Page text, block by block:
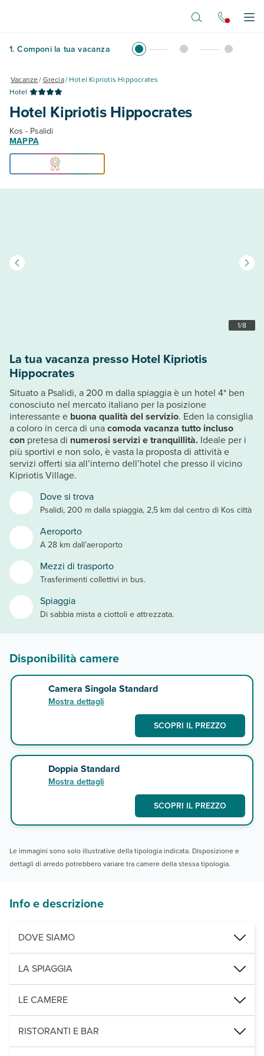
1. Componi la tua vacanza
Vacanze/Grecia/Hotel Kipriotis Hippocrates
Hotel
Hotel Kipriotis Hippocrates
Kos - Psalidi
MAPPA
1/8
Dove si trova
Psalidi, 200 m dalla spiaggia, 2,5 km dal centro di Kos città
Aeroporto
A 28 km dall’aeroporto
Mezzi di trasporto
Trasferimenti collettivi in bus.
Spiaggia
Di sabbia mista a ciottoli e attrezzata.
La tua vacanza presso Hotel Kipriotis
Hippocrates
Situato a Psalidi, a 200 m dalla spiaggia è un hotel 4* ben
conosciuto nel mercato italiano per la posizione
interessante e buona qualità del servizio. Eden la consiglia
a coloro in cerca di unacomoda vacanza tutto incluso
con pretesa di numerosi servizi e tranquillità. Ideale per i
più sportivi e non solo, è vasta la proposta di attività e
servizi offerti sia all’interno dell’hotel che presso il vicino
Kipriotis Village.
Disponibilità camere
Camera Singola Standard
Mostra dettagli
SCOPRI IL PREZZO
Doppia Standard
Mostra dettagli
SCOPRI IL PREZZO
Le immagini sono solo illustrative della tipologia indicata. Disposizione e
dettagli di arredo potrebbero variare tra camere della stessa tipologia.
Info e descrizione
DOVE SIAMO
Psalidi, 200 m dalla spiaggia, 2,5 km dal centro di Kos città e 28
LA SPIAGGIA
a 200 m, di sabbia e ciottoli, attrezzata con ombrelloni e lettini a
LE CAMERE
174 camere (23 m²), distribuite su 4 piani con servizi privati con
RISTORANTI E BAR